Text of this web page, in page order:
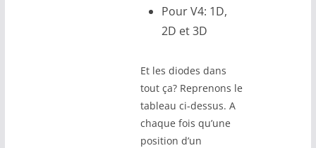
Pour V4: 1D,
2D et 3D
Et les diodes dans
tout ça? Reprenons le
tableau ci-dessus. A
chaque fois qu’une
position d’un